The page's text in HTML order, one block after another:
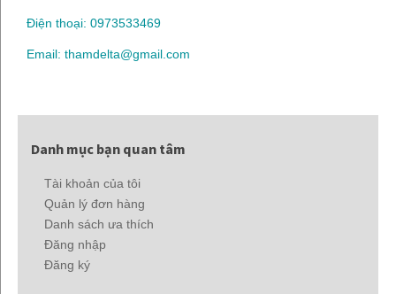
Điện thoại: 0973533469
Email: thamdelta@gmail.com
Danh mục bạn quan tâm
Tài khoản của tôi
Quản lý đơn hàng
Danh sách ưa thích
Đăng nhập
Đăng ký